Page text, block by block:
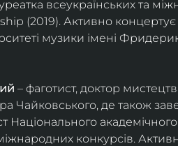
всеукраїнських та
(2019). Активно
музики імені
– фаготист, доктор
Чайковського, де також
Національного
конкурсів.